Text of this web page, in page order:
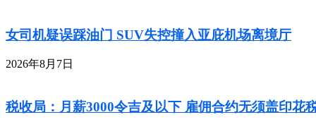
女司机疑误踩油门 SUV失控撞入亚庇机场离境厅
2026年8月7日
税收局：月薪3000令吉及以下 雇佣合约无须盖印花